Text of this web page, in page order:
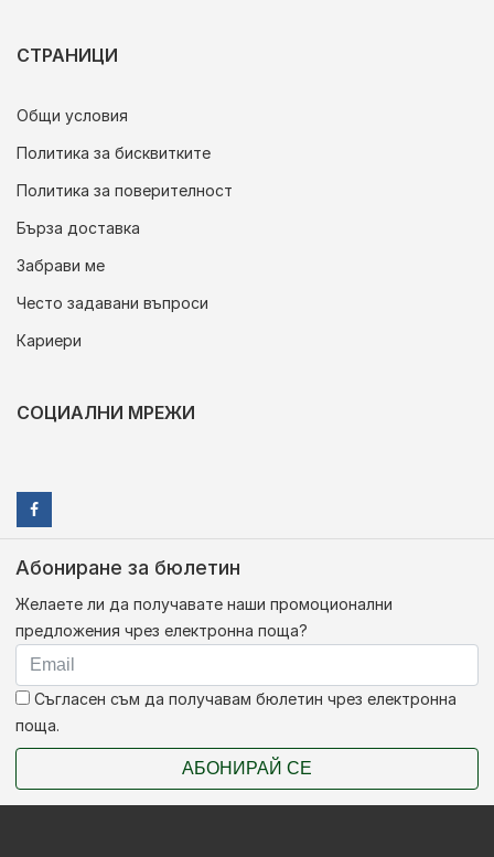
СТРАНИЦИ
Общи условия
Политика за бисквитките
Политика за поверителност
Бърза доставка
Забрави ме
Често задавани въпроси
Кариери
СОЦИАЛНИ МРЕЖИ
Абониране за бюлетин
Желаете ли да получавате наши промоционални
предложения чрез електронна поща?
Съгласен съм да получавам бюлетин чрез електронна
поща.
АБОНИРАЙ СЕ